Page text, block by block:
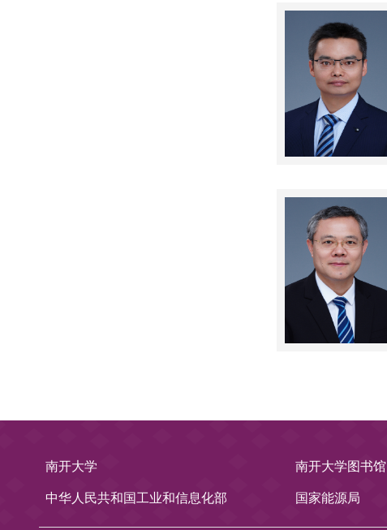
南开大学 南开大学图书馆
中华人民共和国工业和信息化部 国家能源局